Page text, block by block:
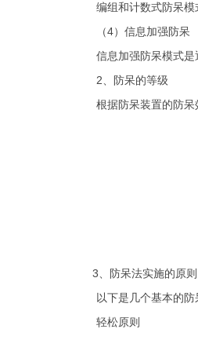
编组和计数式防呆模
（4）信息加强防呆
信息加强防呆模式是
2 、防呆的等级
根据防呆装置的防呆效
3 、防呆法实施的原则
以下是几个基本的防呆
轻松原则